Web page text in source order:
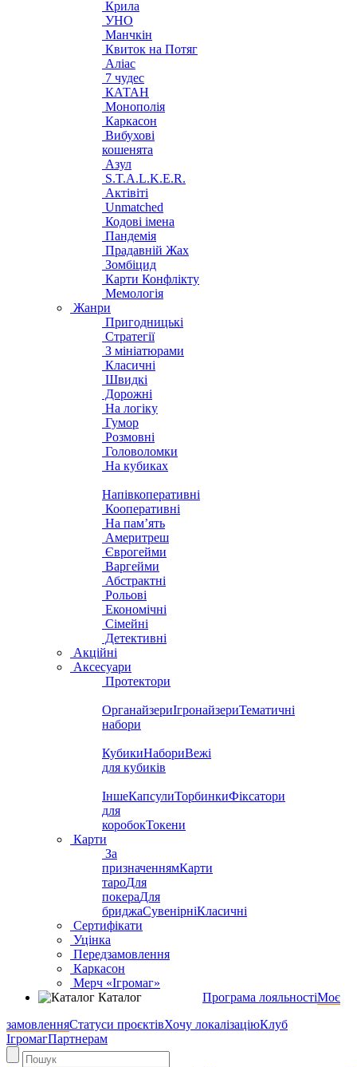
Крила
УНО
Манчкін
Квиток на Потяг
Аліас
7 чудес
КАТАН
Монополія
Каркасон
Вибухові
кошенята
Азул
S.T.A.L.K.E.R.
Актівіті
Unmatched
Кодові імена
Пандемія
Прадавній Жах
Зомбіцид
Карти Конфлікту
Мемологія
Жанри
Пригодницькі
Стратегії
З мініатюрами
Класичні
Швидкі
Дорожні
На логіку
Гумор
Розмовні
Головоломки
На кубиках
Напівкоперативні
Кооперативні
На пам’ять
Америтреш
Єврогейми
Варгейми
Абстрактні
Рольові
Економічні
Сімейні
Детективні
Акційні
Аксесуари
Протектори
ОрганайзериІгронайзериТематичні
набори
КубикиНабориВежі
для кубиків
ІншеКапсулиТорбинкиФіксатори
для
коробокТокени
Карти
За
призначеннямКарти
тароДля
покераДля
бриджаСувенірніКласичні
Сертифікати
Уцінка
Передзамовлення
Каркасон
Мерч «Ігромаг»
Каталог
Програма лояльностіМоє
замовленняСтатуси проєктівХочу локалізаціюКлуб
ІгромагПартнерам